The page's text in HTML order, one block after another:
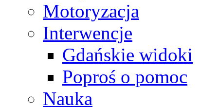
Motoryzacja
Interwencje
Gdańskie widoki
Poproś o pomoc
Nauka